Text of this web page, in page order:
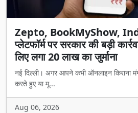
Zepto, BookMyShow,
प्लेटफॉर्म पर सरकार की बड़ी
लिए लगा 20 लाख का जुर्माना
नई दिल्ली। अगर आपने कभी ऑनलाइन किराना
करते हुए या मू...
Aug 06, 2026